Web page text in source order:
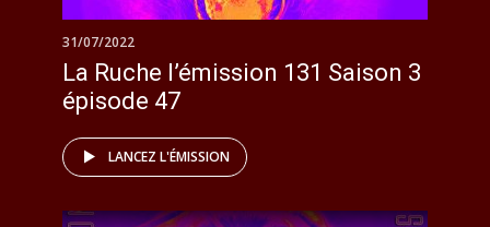
31/07/2022
La Ruche l’émission 131 Saison 3
épisode 47
LANCEZ L'ÉMISSION